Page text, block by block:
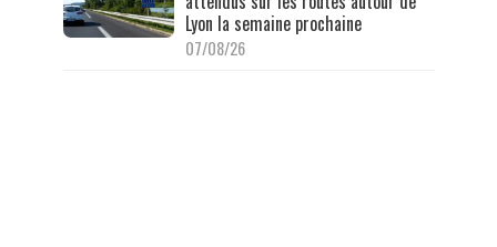
Lyon la semaine prochaine
07/08/26